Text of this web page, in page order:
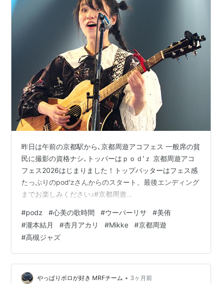
昨日は午前の京都駅から､京都周遊アコフェス 一般席の貧
民に撮影の資格ナシ､トッパーはｐｏｄ'ｚ 京都周遊アコ
フェス2026はじまりました！トップバッターはフェス感
たっぷりのpod'zさんからのスタート。最後エンディング
までお楽しみください♪#京都周遊
ックフェス (@flat_kyotofes) 2026年5月3日 時間おした
んで時計とにらめっこしながら終わったらダッシュで新
快速乗って高槻ジャズストリート シェアアトリエ福寿舎
蔵 ジャスジャナイけど心美ちゃん 後半２０分ほど見れた
そして大阪駅､名前はよく聞くウーパ…
#podz #心美の歌時間 #ウーパーリサ #美侑
#瀧本結月 #杏月アカリ #Mikke #京都周遊
#高槻ジャズ
やっぱりボロが好き MRFチーム • 3ヶ月前